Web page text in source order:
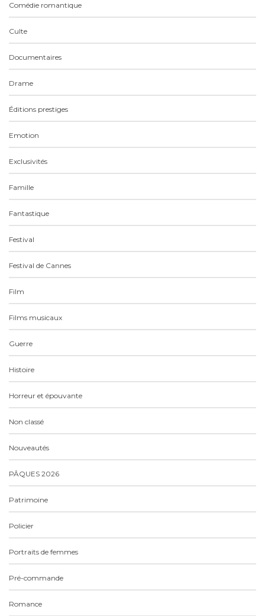
Comédie romantique
Culte
Documentaires
Drame
Éditions prestiges
Emotion
Exclusivités
Famille
Fantastique
Festival
Festival de Cannes
Film
Films musicaux
Guerre
Histoire
Horreur et épouvante
Non classé
Nouveautés
PÂQUES 2026
Patrimoine
Policier
Portraits de femmes
Pré-commande
Romance